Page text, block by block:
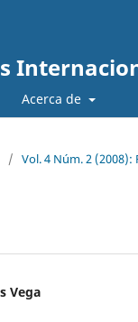
Acerca de
/ Vol. 4 Núm. 2
Vega